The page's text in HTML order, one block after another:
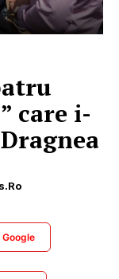
care i-